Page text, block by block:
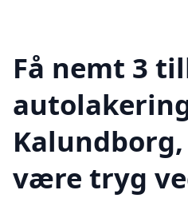
Få nemt 3
være tryg